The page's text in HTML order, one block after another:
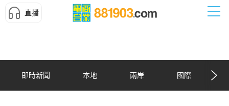
直播
即時新聞 本地 兩岸 國際